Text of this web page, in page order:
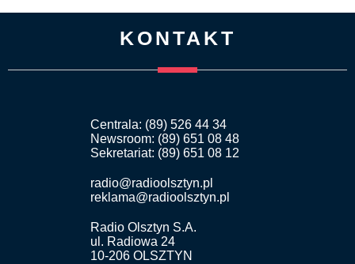
KONTAKT
Centrala: (89) 526 44 34
Newsroom: (89) 651 08 48
Sekretariat: (89) 651 08 12
radio@radioolsztyn.pl
reklama@radioolsztyn.pl
Radio Olsztyn S.A.
ul. Radiowa 24
10-206 OLSZTYN